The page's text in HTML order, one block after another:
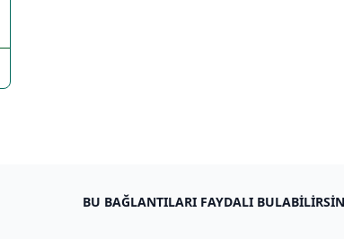
BU BAĞLANTILARI FAYDALI